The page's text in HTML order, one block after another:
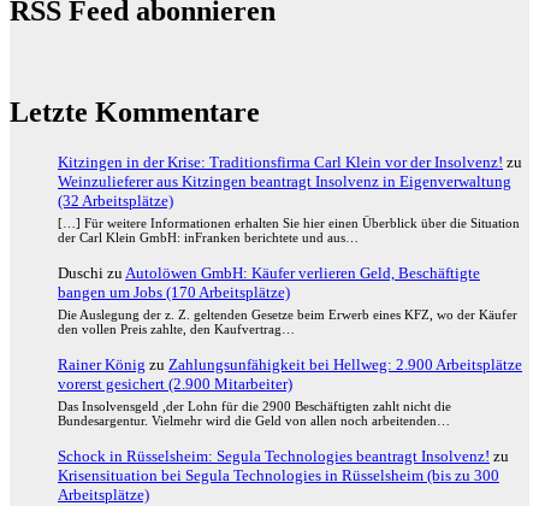
RSS Feed abonnieren
Letzte Kommentare
Kitzingen in der Krise: Traditionsfirma Carl Klein vor der Insolvenz! zu
Weinzulieferer aus Kitzingen beantragt Insolvenz in Eigenverwaltung
(32 Arbeitsplätze)
[…] Für weitere Informationen erhalten Sie hier einen Überblick über die Situation
der Carl Klein GmbH: inFranken berichtete und aus…
Duschi zuAutolöwen GmbH: Käufer verlieren Geld, Beschäftigte
bangen um Jobs (170 Arbeitsplätze)
Die Auslegung der z. Z. geltenden Gesetze beim Erwerb eines KFZ, wo der Käufer
den vollen Preis zahlte, den Kaufvertrag…
Rainer König zu Zahlungsunfähigkeit bei Hellweg: 2.900 Arbeitsplätze
vorerst gesichert (2.900 Mitarbeiter)
Das Insolvensgeld ,der Lohn für die 2900 Beschäftigten zahlt nicht die
Bundesargentur. Vielmehr wird die Geld von allen noch arbeitenden…
Schock in Rüsselsheim: Segula Technologies beantragt Insolvenz! zu
Krisensituation bei Segula Technologies in Rüsselsheim (bis zu 300
Arbeitsplätze)